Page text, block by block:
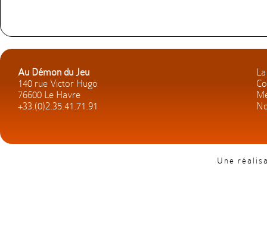
Au Démon du Jeu
140 rue Victor Hugo
76600 Le Havre
+33.(0)2.35.41.71.91
Une